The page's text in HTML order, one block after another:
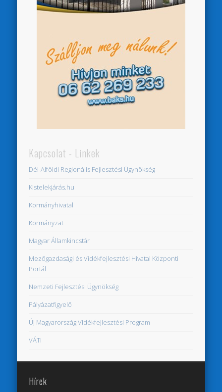
Kapcsolat - Linkek
Dél-Alföldi Regionális Fejlesztési Ügynökség
Kistelekjárás.hu
Kormányhivatal
Kormányzat
Magyar Államkincstár
Mezőgazdasági és Vidékfejlesztési Hivatal Központi
Portál
Nemzeti Fejlesztési Ügynökség
Pályázatfigyelő
Új Magyarország Vidékfejlesztési Program
VÁTI
Hírek